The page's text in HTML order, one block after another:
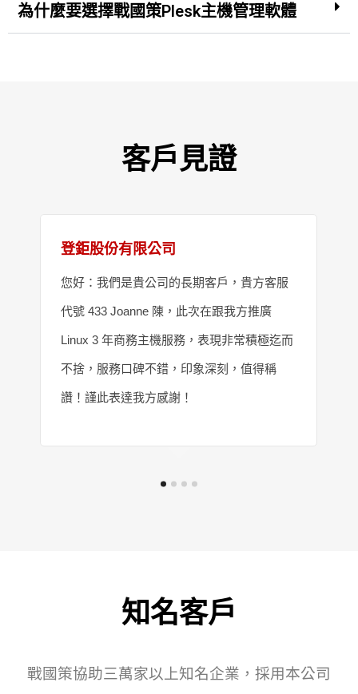
為什麼要選擇戰國策Plesk主機管理軟體
客戶見證
登鉅股份有限公司
您好：我們是貴公司的長期客戶，貴方客服
代號 433 Joanne 陳，此次在跟我方推廣
Linux 3 年商務主機服務，表現非常積極迄而
不捨，服務口碑不錯，印象深刻，值得稱
讚！謹此表達我方感謝！
知名客戶
戰國策協助三萬家以上知名企業，採用本公司